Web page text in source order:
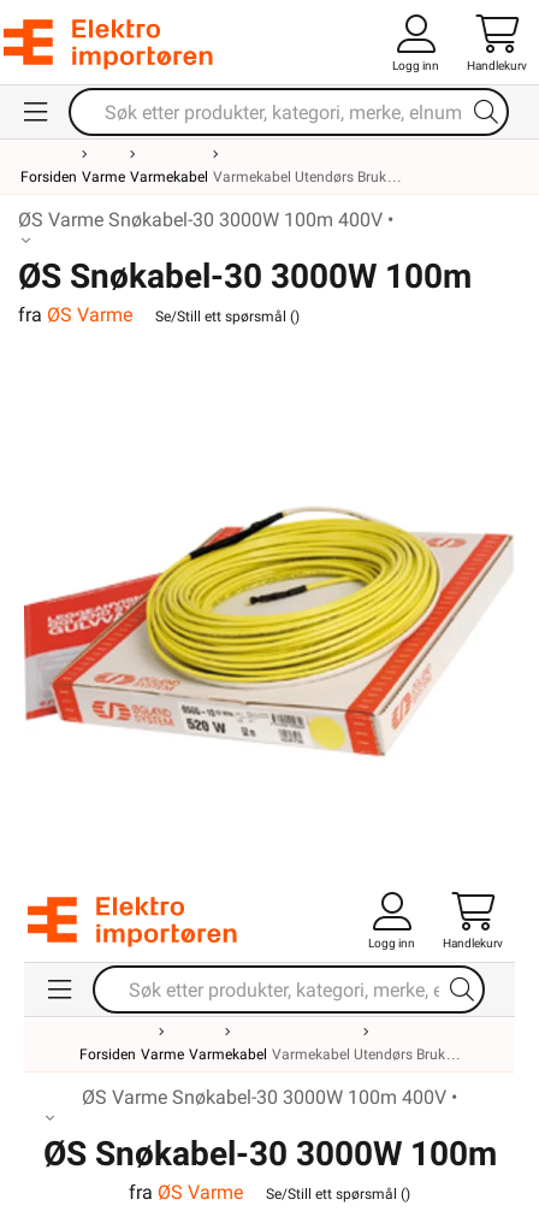
Logg inn Handlekurv
Forsiden Varme Varmekabel Varmekabel Utendørs Bruk
ØS Varme Snøkabel-30 3000W 100m 400V •
ØS Snøkabel-30 3000W 100m
400V
fra ØS Varme Se/Still ett spørsmål ()
Logg inn Handlekurv
Forsiden Varme Varmekabel Varmekabel Utendørs Bruk
ØS Varme Snøkabel-30 3000W 100m 400V •
ØS Snøkabel-30 3000W 100m
400V
fra ØS Varme Se/Still ett spørsmål ()